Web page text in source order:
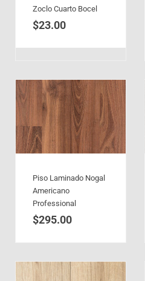
Zoclo Cuarto Bocel
$23.00
Piso Laminado Nogal
Americano
Professional
$295.00